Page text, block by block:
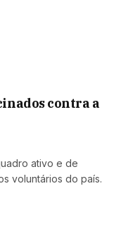
contra a
ativo e de
voluntários do país.